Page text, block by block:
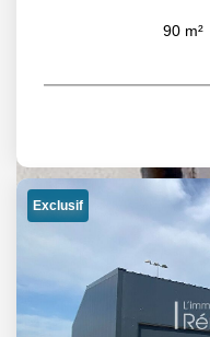
90 m²
Exclusif